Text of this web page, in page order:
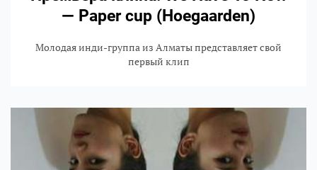
— Paper cup (Hoegaarden)
Молодая инди-группа из Алматы представляет свой
первый клип